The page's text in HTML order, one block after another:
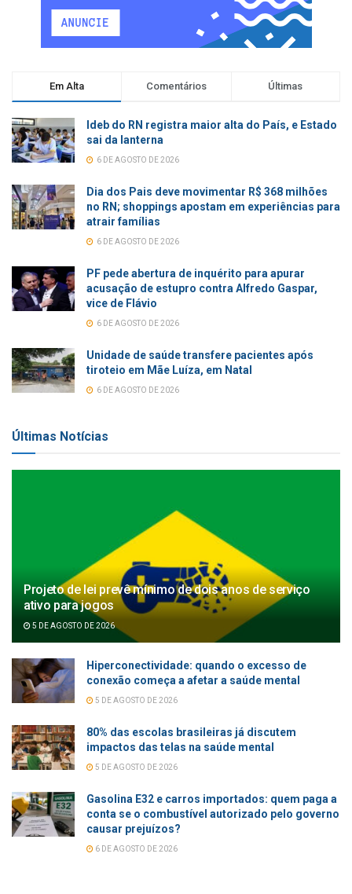
Em Alta Comentários Últimas
Ideb do RN registra maior alta do País, e Estado
sai da lanterna
6 DE AGOSTO DE 2026
Dia dos Pais deve movimentar R$ 368 milhões
no RN; shoppings apostam em experiências para
atrair famílias
6 DE AGOSTO DE 2026
PF pede abertura de inquérito para apurar
acusação de estupro contra Alfredo Gaspar,
vice de Flávio
6 DE AGOSTO DE 2026
Unidade de saúde transfere pacientes após
tiroteio em Mãe Luíza, em Natal
6 DE AGOSTO DE 2026
Últimas Notícias
Projeto de lei prevê mínimo de dois anos de serviço
ativo para jogos
5 DE AGOSTO DE 2026
Hiperconectividade: quando o excesso de
conexão começa a afetar a saúde mental
5 DE AGOSTO DE 2026
80% das escolas brasileiras já discutem
impactos das telas na saúde mental
5 DE AGOSTO DE 2026
Gasolina E32 e carros importados: quem paga a
conta se o combustível autorizado pelo governo
causar prejuízos?
6 DE AGOSTO DE 2026